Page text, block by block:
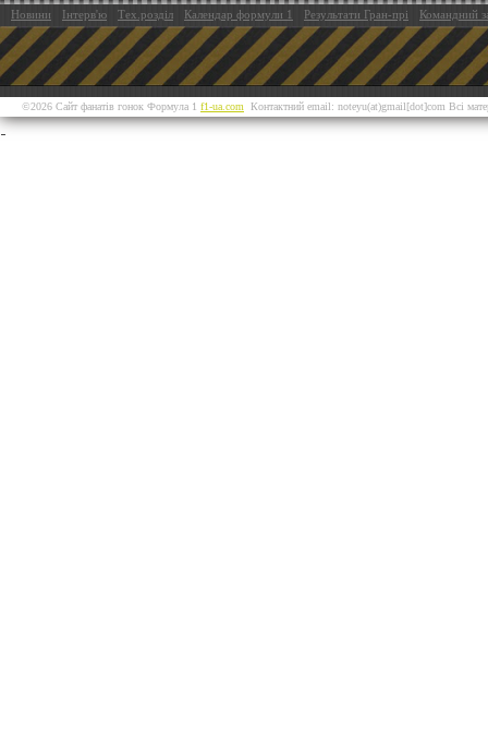
Новини Інтерв'ю Тех.розділ Календар формули 1 Результати Гран-прі Командний
©2026 Сайт фанатів гонок Формула 1 f1-ua.com Контактний email: noteyu(at)gmail[dot]com Всі